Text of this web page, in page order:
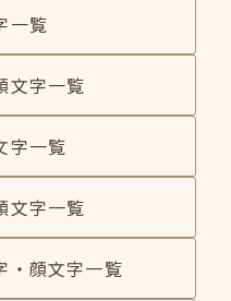
一覧
文字一覧
字一覧
文字一覧
・顔文字一覧